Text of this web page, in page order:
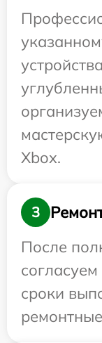
Xbox.
3
После
сроки